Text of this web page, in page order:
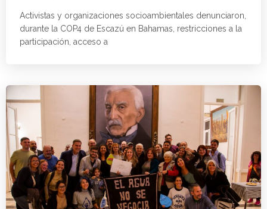
Activistas y organizaciones socioambientales denunciaron,
durante la COP4 de Escazú en Bahamas, restricciones a la
participación, acceso a